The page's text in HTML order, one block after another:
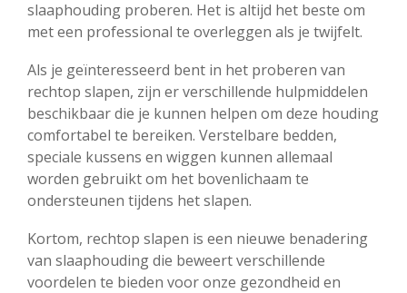
slaaphouding proberen. Het is altijd het beste om
met een professional te overleggen als je twijfelt.
Als je geïnteresseerd bent in het proberen van
rechtop slapen, zijn er verschillende hulpmiddelen
beschikbaar die je kunnen helpen om deze houding
comfortabel te bereiken. Verstelbare bedden,
speciale kussens en wiggen kunnen allemaal
worden gebruikt om het bovenlichaam te
ondersteunen tijdens het slapen.
Kortom, rechtop slapen is een nieuwe benadering
van slaaphouding die beweert verschillende
voordelen te bieden voor onze gezondheid en